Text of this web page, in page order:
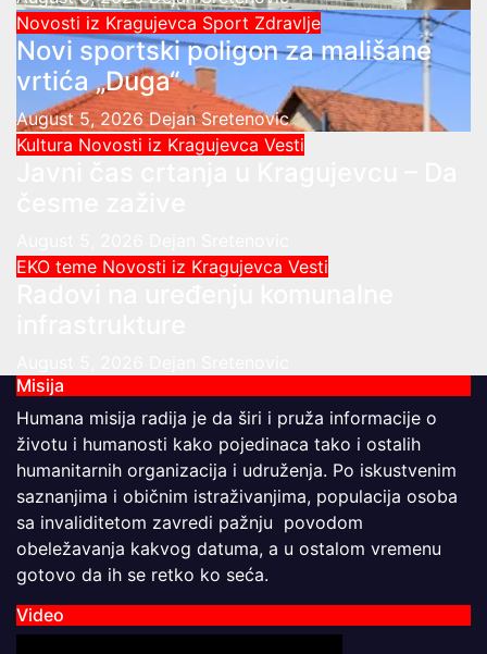
Novosti iz Kragujevca Sport Zdravlje
Novi sportski poligon za mališane
vrtića „Duga“
August 5, 2026 Dejan Sretenovic
Kultura Novosti iz Kragujevca Vesti
EKO teme Novosti iz Kragujevca Vesti
Misija
Humana misija radija je da širi i pruža informacije o
životu i humanosti kako pojedinaca tako i ostalih
humanitarnih organizacija i udruženja. Po iskustvenim
saznanjima i običnim istraživanjima, populacija osoba
sa invaliditetom zavredi pažnju povodom
obeležavanja kakvog datuma, a u ostalom vremenu
gotovo da ih se retko ko seća.
Video